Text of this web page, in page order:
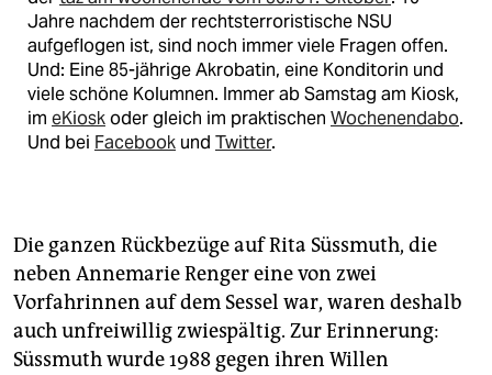
Jahre nachdem der rechtsterroristische NSU
aufgeflogen ist, sind noch immer viele Fragen offen.
Und: Eine 85-jährige Akrobatin, eine Konditorin und
viele schöne Kolumnen. Immer ab Samstag am Kiosk,
im eKioskoder gleich im praktischen Wochenendabo.
Und bei Facebook und Twitter.
Die ganzen Rückbezüge auf Rita Süssmuth, die
neben Annemarie Renger eine von zwei
Vorfahrinnen auf dem Sessel war, waren deshalb
auch unfreiwillig zwiespältig. Zur Erinnerung:
Süssmuth wurde 1988 gegen ihren Willen